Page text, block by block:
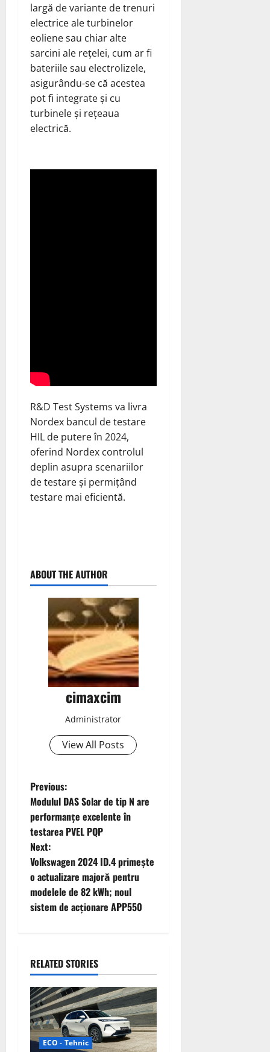
largă de variante de trenuri
electrice ale turbinelor
eoliene sau chiar alte
sarcini ale rețelei, cum ar fi
bateriile sau electrolizele,
asigurându-se că acestea
pot fi integrate și cu
turbinele și rețeaua
electrică.
R&D Test Systems va livra
Nordex bancul de testare
HIL de putere în 2024,
oferind Nordex controlul
deplin asupra scenariilor
de testare și permițând
testare mai eficientă.
ABOUT THE AUTHOR
cimaxcim
Administrator
View All Posts
P
o
s
t
n
a
i
g
a
t
Previous:
Modulul DAS Solar de tip N are
performanțe excelente în
testarea PVEL PQP
Next:
Volkswagen 2024 ID.4 primește
o actualizare majoră pentru
modelele de 82 kWh; noul
sistem de acţionare APP550
RELATED STORIES
ECO - Tehnic